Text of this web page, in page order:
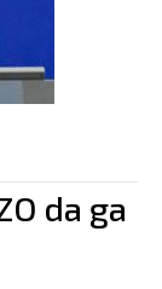
da ga